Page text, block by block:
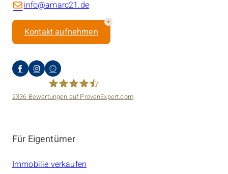
info@amarc21.de
Kontakt aufnehmen
2336 Bewertungen auf ProvenExpert.com
Für Eigentümer
Immobilie verkaufen